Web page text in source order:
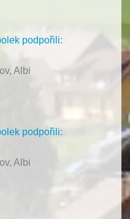
podpořili:
Albi
podpořili:
Albi